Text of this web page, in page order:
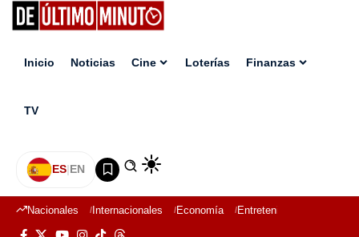
Inicio Noticias Cine Loterías Finanzas
TV
ES|EN
Nacionales Internacionales Economía Entretenimiento